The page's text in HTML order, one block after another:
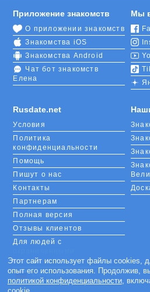
Rusdate.net
Условия
Политика
конфиденциальности
Помощь
Пишут о нас
Контакты
Партнерам
Полная версия
Отзывы клиентов
Для людей с
возможностями
Languages
Приложение знакомств
О приложении знакомств
Знакомства iOS
Знакомства Android
Чат бот знакомств
Елена
Мы
Этот сайт использует файлы cookies,
опыт его использования. Продолжив,
политикой конфиденциальности,